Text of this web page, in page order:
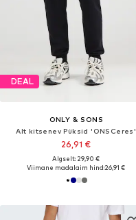
DEAL
ONLY & SONS
Alt kitsenev Püksid 'ONSCeres'
26,91 €
Algselt: 29,90 €
Viimane madalaim hind:26,91 €